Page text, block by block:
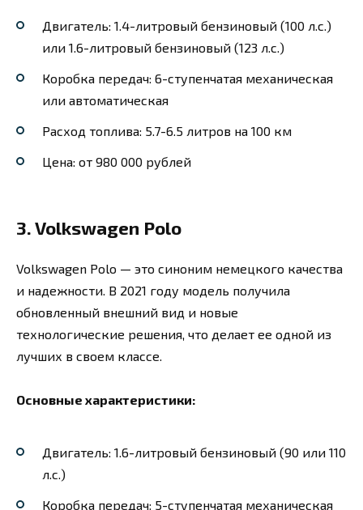
Двигатель: 1.4-литровый бензиновый (100 л.с.)
или 1.6-литровый бензиновый (123 л.с.)
Коробка передач: 6-ступенчатая механическая
или автоматическая
Расход топлива: 5.7-6.5 литров на 100 км
Цена: от 980 000 рублей
3. Volkswagen Polo
Volkswagen Polo — это синоним немецкого качества
и надежности. В 2021 году модель получила
обновленный внешний вид и новые
технологические решения, что делает ее одной из
лучших в своем классе.
Основные характеристики:
Двигатель: 1.6-литровый бензиновый (90 или 110
л.с.)
Коробка передач: 5-ступенчатая механическая